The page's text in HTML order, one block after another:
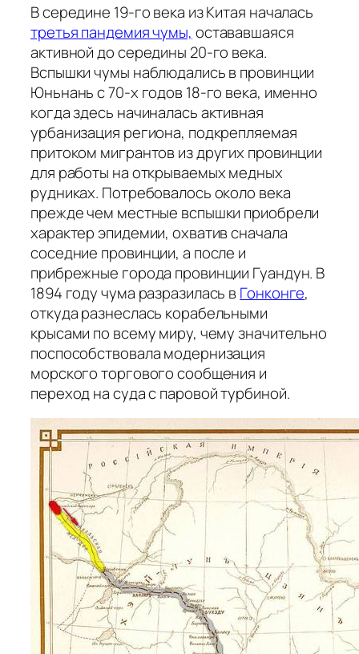
В середине 19-го века из Китая началась
третья пандемия чумы, остававшаяся
активной до середины 20-го века.
Вспышки чумы наблюдались в провинции
Юньнань с 70-х годов 18-го века, именно
когда здесь начиналась активная
урбанизация региона, подкрепляемая
притоком мигрантов из других провинции
для работы на открываемых медных
рудниках. Потребовалось около века
прежде чем местные вспышки приобрели
характер эпидемии, охватив сначала
соседние провинции, а после и
прибрежные города провинции Гуандун. В
1894 году чума разразилась вГонконге,
откуда разнеслась корабельными
крысами по всему миру, чему значительно
поспособствовала модернизация
морского торгового сообщения и
переход на суда с паровой турбиной.